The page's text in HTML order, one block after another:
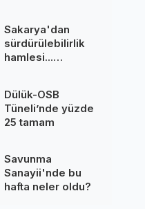
çağrı cevaplandı
Sakarya'dan
sürdürülebilirlik
hamlesi...
üretiyor
Dülük-OSB
Tüneli’nde yüzde
25 tamam
Savunma
Sanayii'nde bu
hafta neler oldu?